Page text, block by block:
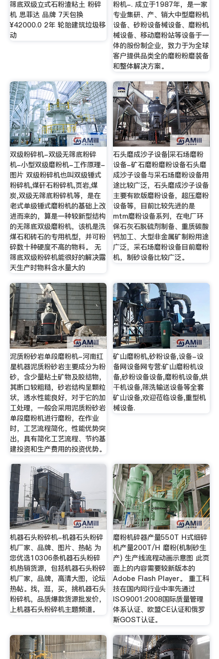
筛底双级立式石粉渣粘土 粉碎
机 思菲达 品牌 7天包换
¥42000.0 2年 轮胎建筑垃圾移
动
粉机-. 成立于1987年，是一家
专业集研、产、销大中型磨粉机
设备、砂粉设备械设备、磨粉机
械设备、移动磨粉站等设备于一
体的股份制企业，致力于为全球
客户提供品类全的磨粉粉磨装备
和整体解决方案。
双级粉碎机-双级无筛底粉碎
机-小型双级磨粉机-工作原理-
图片 双级粉碎机也叫双级锤式
粉碎机,煤矸石粉碎机,页岩,煤
炭,双级无筛底粉碎机等，是在
老式单级锤式磨粉机的基础上改
进而来的，算是一种较新型结构
的无筛底双级磨粉机，该机是洗
煤石和砖石的专用机型，并可粉
碎数十种硬度不高的物料。 无
筛底双级粉碎机能很好的解决露
天生产时物料含水量大的
石头磨成沙子设备|采石场磨粉
设备-矿石磨粉磨粉设备石头磨
成沙子设备与采石场磨粉设备用
途比较广泛，石头磨成沙子设备
主要有欧版磨粉设备，超压磨粉
设备等，目前比较先进的是
mtm磨粉设备系列，在电厂环
保石灰石脱硫剂制备、重质碳酸
钙加工、大型非金属矿制粉用途
广泛，采石场磨粉设备目前磨粉
机，制砂设备比较广泛。
泥质粉砂岩单段磨粉机-河南红
星机器泥质粉砂岩主要成分为粉
砂，含少量粘土矿物及胶结物，
其断口较粗糙，砂岩结构呈颗粒
状，透水性能良好，对于它的加
工处理，一般会采用泥质粉砂岩
单段磨粉机进行磨粉，在作业
时，工艺流程简化，性能优势突
出，具有简化工艺流程、节约基
建投资和生产费用的投资优势。
矿山磨粉机,砂粉设备,设备-设
备网设备网专营:矿山磨粉机设
备,砂粉设备设备,磨粉机设备,烘
干机设备,筛洗输送设备等全套
矿山设备,欢迎莅临设备,重型机
械设备.
机器石头粉碎机-机器石头粉碎
机厂家、品牌、图片、热帖 为
您优选10306条机器石头粉碎
机热销货源，包括机器石头粉碎
机厂家，品牌，高清大图，论坛
热帖。找，逛，买，挑机器石头
粉碎机，品质爆款货源批发价，
上机器石头粉碎机主题频道。
磨粉机碎器产量550T H式细碎
机产量200T/H 磨粉(机制砂生
产) 生产线流程动画示意图 此页
面上的内容需要较新版本的
Adobe Flash Player。 重工科
技在国内同行业中率先通过
ISO9001:2008国际质量管理
体系认证、欧盟CE认证和俄罗
斯GOST认证。